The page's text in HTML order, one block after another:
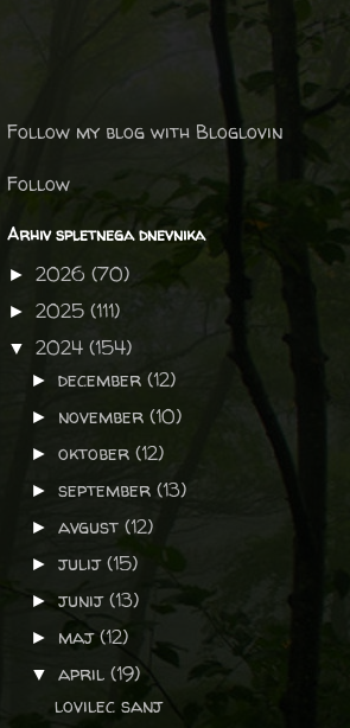
Follow my blog with Bloglovin
Follow
Arhiv spletnega dnevnika
► 2026 (70)
► 2025 (111)
▼ 2024 (154)
►december(12)
► november(10)
►oktober(12)
►september(13)
►avgust(12)
►julij(15)
►junij(13)
► maj(12)
▼april(19)
lovilec sanj